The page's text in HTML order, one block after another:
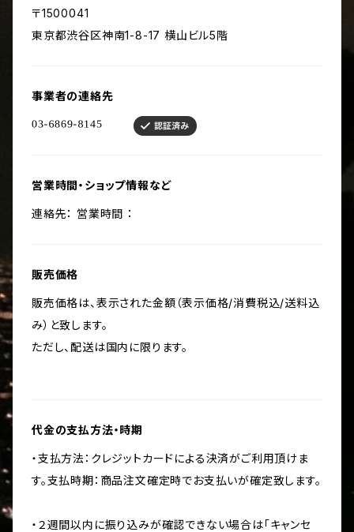
〒1500041
東京都渋谷区神南1-8-17 横山ビル5階
事業者の連絡先
営業時間・ショップ情報など
連絡先： 営業時間 ：
販売価格
販売価格は、表示された金額（表示価格/消費税込/送料込
み）と致します。
ただし、配送は国内に限ります。
代金の支払方法・時期
・支払方法：クレジットカードによる決済がご利用頂けま
す。支払時期：商品注文確定時でお支払いが確定致します。
・２週間以内に振り込みが確認できない場合は「キャンセ